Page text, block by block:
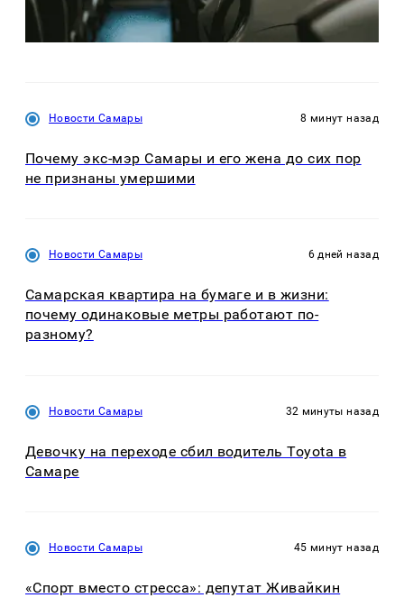
Новости Самары 8 минут назад
Почему экс-мэр Самары и его жена до сих пор
не признаны умершими
Новости Самары 6 дней назад
Самарская квартира на бумаге и в жизни:
почему одинаковые метры работают по-
разному?
Новости Самары 32 минуты назад
Девочку на переходе сбил водитель Toyota в
Самаре
Новости Самары 45 минут назад
«Спорт вместо стресса»: депутат Живайкин